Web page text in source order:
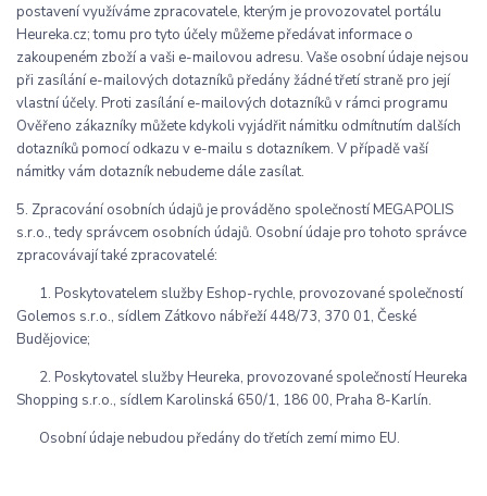
postavení využíváme zpracovatele, kterým je provozovatel portálu
Heureka.cz; tomu pro tyto účely můžeme předávat informace o
zakoupeném zboží a vaši e-mailovou adresu. Vaše osobní údaje nejsou
při zasílání e-mailových dotazníků předány žádné třetí straně pro její
vlastní účely. Proti zasílání e-mailových dotazníků v rámci programu
Ověřeno zákazníky můžete kdykoli vyjádřit námitku odmítnutím dalších
dotazníků pomocí odkazu v e-mailu s dotazníkem. V případě vaší
námitky vám dotazník nebudeme dále zasílat.
5. Zpracování osobních údajů je prováděno společností MEGAPOLIS
s.r.o., tedy správcem osobních údajů. Osobní údaje pro tohoto správce
zpracovávají také zpracovatelé:
1. Poskytovatelem služby Eshop-rychle, provozované společností
Golemos s.r.o., sídlem Zátkovo nábřeží 448/73, 370 01, České
Budějovice;
2. Poskytovatel služby Heureka, provozované společností Heureka
Shopping s.r.o., sídlem Karolinská 650/1, 186 00, Praha 8-Karlín.
Osobní údaje nebudou předány do třetích zemí mimo EU.